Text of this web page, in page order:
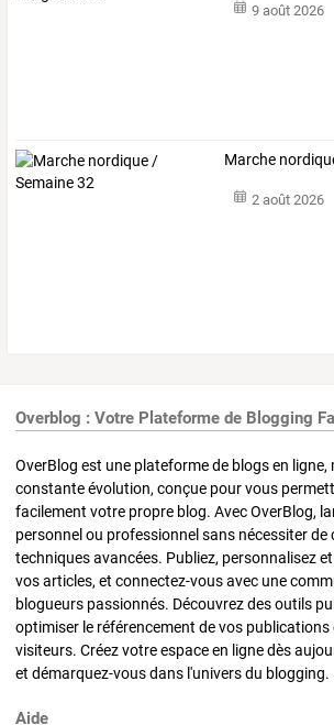
9 août 2026
Marche
2 août 2026
Overblog : Votre Plateforme de Blogging
OverBlog est une plateforme de blogs en ligne,
constante évolution, conçue pour vous
facilement votre propre blog. Avec OverBlog,
personnel ou professionnel sans nécessiter de
techniques avancées. Publiez, personnalisez
vos articles, et connectez-vous avec une
blogueurs passionnés. Découvrez des outils
optimiser le référencement de vos
visiteurs. Créez votre espace en ligne dès
et démarquez-vous dans l'univers du blogging.
Aide